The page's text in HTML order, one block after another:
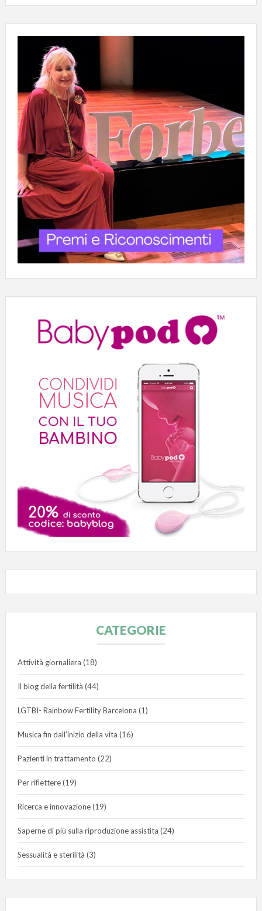
CATEGORIE
Attività giornaliera (18)
Il blog della fertilità (44)
LGTBI- Rainbow Fertility Barcelona (1)
Musica fin dall'inizio della vita (16)
Pazienti in trattamento (22)
Per riflettere(19)
Ricerca e innovazione(19)
Saperne di più sulla riproduzione assistita (24)
Sessualità e sterilità (3)